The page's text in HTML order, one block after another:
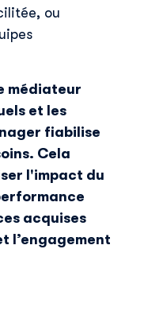
ou
médiateur
et les
fiabilise
Cela
l'impact du
acquises
l’engagement